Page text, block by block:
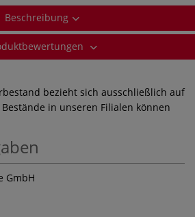
Beschreibung
bezieht sich ausschließlich auf
in unseren Filialen können
GmbH